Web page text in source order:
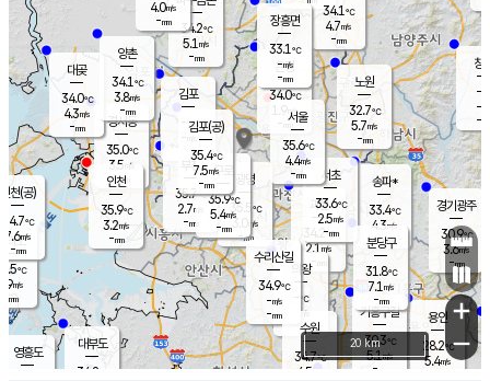
의도
℃
m/s
mm
영흥도
과천
34.2℃
2.1m/s
- mm
용인
28.2℃
5.4m/s
경기광주
30.9℃
3.6m/s
-mm
대부도
34.8
경서동
35.0℃
3.5 m/s
-mm
34.2℃
5.1 m/s
-mm
대곶
34.0℃
4.3m/s
-mm
창
-
-m/
-
4.0m/s
-mm
의왕
- ℃
m/s
mm
김포
- ℃
-m/s
mm
광명
35.5 ℃
3.0 m/s
-mm
부천
35.7℃
2.7m/s
-mm
양촌
34.1℃
3.8m/s
-mm
구로
35.9℃
5.4m/s
-mm
은평
34.0℃
1.9 m/s
- mm
노원
32.7℃
5.7m/s
-mm
송파*
33.4℃
4.3m/s
-mm
서초
33.6℃
2.5m/s
-mm
34.1℃
4.7m/s
-mm
기흥구갈
30.3℃
5.1m/s
-
수리산길
34.9℃
-m/s
-mm
분당구
31.8℃
7.1 m/s
-mm
장흥면
33.1℃
-m/s
-mm
인천(공)
34.7℃
7.6m/s
-mm
김포(공)
35.4℃
7.5m/s
-mm
수원
34.7℃
4.5 m/s
인천
35.9℃
3.2m/s
-mm
서울
35.6℃
4.4m/s
-mm
+
−
20 km